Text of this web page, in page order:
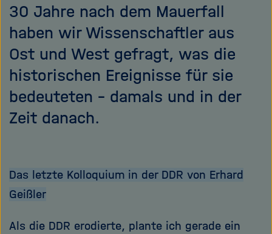
30 Jahre nach dem Mauerfall
haben wir Wissenschaftler aus
Ost und West gefragt, was die
historischen Ereignisse für sie
bedeuteten – damals und in der
Zeit danach.
Das letzte Kolloquium in der DDR von Erhard
Geißler
Als die DDR erodierte, plante ich gerade ein